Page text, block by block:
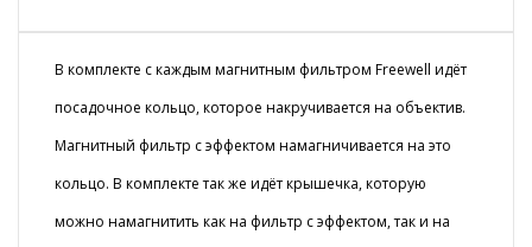
В комплекте с каждым магнитным фильтром Freewell идёт
посадочное кольцо, которое накручивается на объектив.
Магнитный фильтр с эффектом намагничивается на это
кольцо. В комплекте так же идёт крышечка, которую
можно намагнитить как на фильтр с эффектом, так и на